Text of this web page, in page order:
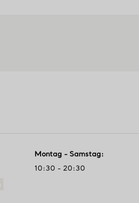
Montag - Samstag:
10:30 - 20:30